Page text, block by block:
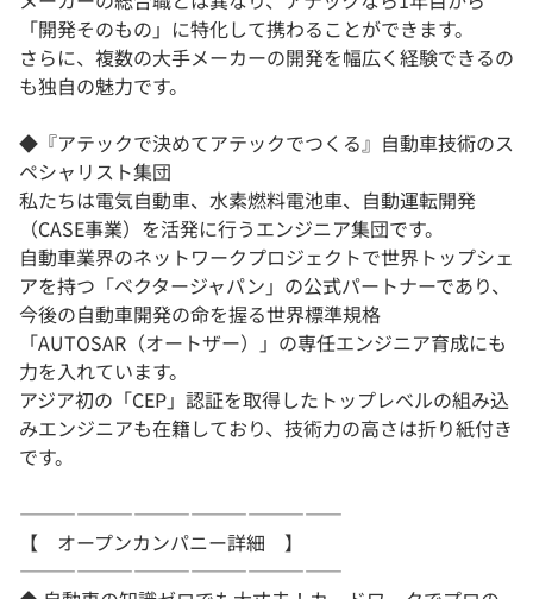
「開発そのもの」に特化して携わることができます。
さらに、複数の大手メーカーの開発を幅広く経験できるの
も独自の魅力です。
◆『アテックで決めてアテックでつくる』自動車技術のス
ペシャリスト集団
私たちは電気自動車、水素燃料電池車、自動運転開発
（CASE事業）を活発に行うエンジニア集団です。
自動車業界のネットワークプロジェクトで世界トップシェ
アを持つ「ベクタージャパン」の公式パートナーであり、
今後の自動車開発の命を握る世界標準規格
「AUTOSAR（オートザー）」の専任エンジニア育成にも
力を入れています。
アジア初の「CEP」認証を取得したトップレベルの組み込
みエンジニアも在籍しており、技術力の高さは折り紙付き
です。
―――――――――――――――――
【 オープンカンパニー詳細 】
―――――――――――――――――